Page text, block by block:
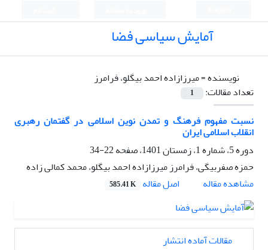
آمایش سیاسی فضا
نویسنده =میرزازاده احمد بیگلو، فرامرز
تعداد مقالات:
1
نسبت مفهوم فرهنگ و تمدن نوین اسلامی در گفتمان رهبری
انقلاب اسلامی ایران
دوره 5، شماره 1، زمستان 1401، صفحه
22-34
حمزه صفربیگی، فرامرز میرزازاده احمد بیگلو، محمد کمالی زاده
مشاهده مقاله
اصل مقاله 585.41 K
مقالات آماده انتشار